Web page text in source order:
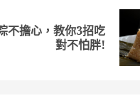
不擔心，教你3招吃
對不怕胖!